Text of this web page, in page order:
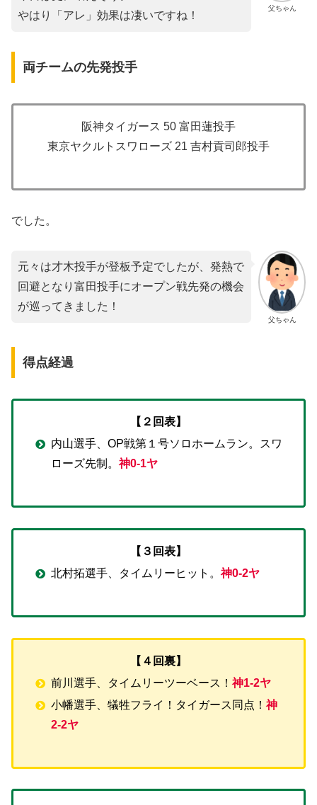
父ちゃん
やはり「アレ」効果は凄いですね！
両チームの先発投手
阪神タイガース 50 富田蓮投手
東京ヤクルトスワローズ 21 吉村貢司郎投手
でした。
父ちゃん
元々は才木投手が登板予定でしたが、発熱で
回避となり富田投手にオープン戦先発の機会
が巡ってきました！
得点経過
【２回表】
内山選手、OP戦第１号ソロホームラン。スワ
ローズ先制。神0-1ヤ
【３回表】
北村拓選手、タイムリーヒット。神0-2ヤ
【４回裏】
前川選手、タイムリーツーベース！神1-2ヤ
小幡選手、犠牲フライ！タイガース同点！神
2-2ヤ